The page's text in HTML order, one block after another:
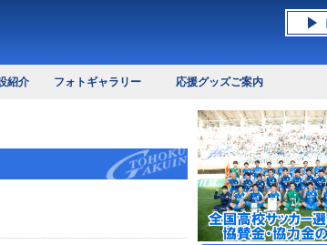
紹介 フォトギャラリー 応援グッズご案内